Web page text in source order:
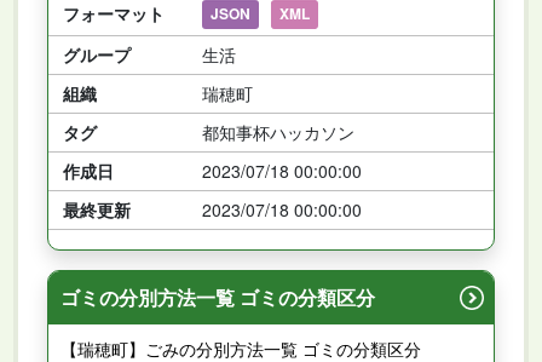
フォーマット
JSON XML
グループ
生活
組織
瑞穂町
タグ
都知事杯ハッカソン
作成日
2023/07/18 00:00:00
最終更新
2023/07/18 00:00:00
ゴミの分別方法一覧 ゴミの分類区分
【瑞穂町】ごみの分別方法一覧 ゴミの分類区分